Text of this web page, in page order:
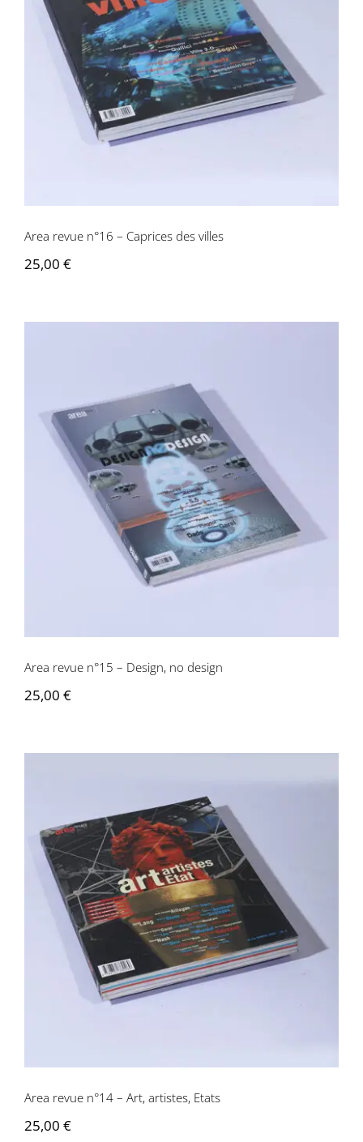
Area revue n°16 – Caprices des villes
Area revue n°16 – Caprices des villes
25,00 €
Area revue n°15 – Design, no design
Area revue n°15 – Design, no design
25,00 €
Area revue n°14 – Art, artistes, Etats
Area revue n°14 – Art, artistes, Etats
25,00 €